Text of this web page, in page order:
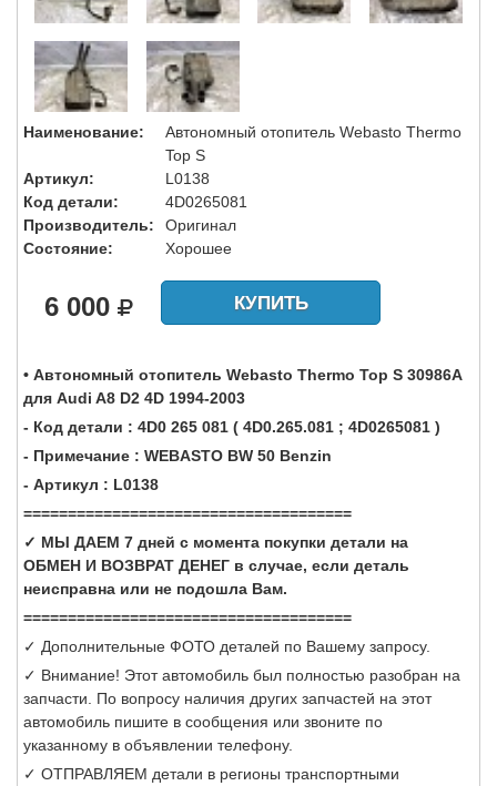
Наименование:
Автономный отопитель Webasto Thermo
Top S
Артикул:
L0138
Код детали:
4D0265081
Производитель:
Оригинал
Состояние:
Хорошее
6 000 КУПИТЬ
• Автономный отопитель Webasto Thermo Top S 30986A
для Audi A8 D2 4D 1994-2003
- Код детали : 4D0 265 081 ( 4D0.265.081 ; 4D0265081 )
- Примечание : WEBASTO BW 50 Benzin
- Артикул : L0138
=====================================
✓ МЫ ДАЕМ 7 дней с момента покупки детали на
ОБМЕН И ВОЗВРАТ ДЕНЕГ в случае, если деталь
неисправна или не подошла Вам.
=====================================
✓ Дополнительные ФОТО деталей по Вашему запросу.
✓ Внимание! Этот автомобиль был полностью разобран на
запчасти. По вопросу наличия других запчастей на этот
автомобиль пишите в сообщения или звоните по
указанному в объявлении телефону.
✓ ОТПРАВЛЯЕМ детали в регионы транспортными